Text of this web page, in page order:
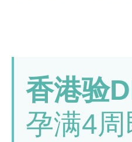
香港验
孕满4